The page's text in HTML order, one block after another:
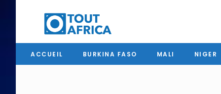
ACCUEIL BURKINA FASO MALI NIGER